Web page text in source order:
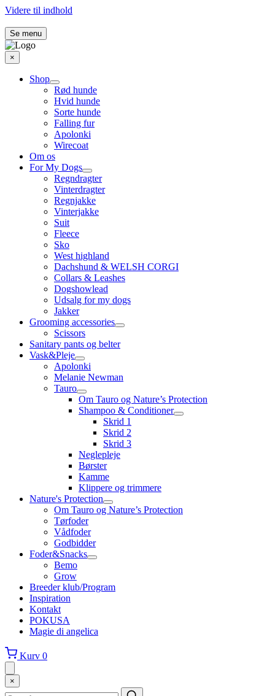
Videre til indhold
Se menu
×
Shop
Rød hunde
Hvid hunde
Sorte hunde
Falling fur
Apolonki
Wirecoat
Om os
For My Dogs
Regndragter
Vinterdragter
Regnjakke
Vinterjakke
Suit
Fleece
Sko
West highland
Dachshund & WELSH CORGI
Collars & Leashes
Dogshowlead
Udsalg for my dogs
Jakker
Grooming accessories
Scissors
Sanitary pants og belter
Vask&Pleje
Apolonki
Melanie Newman
Tauro
Om Tauro og Nature’s Protection
Shampoo & Conditioner
Skrid 1
Skrid 2
Skrid 3
Neglepleje
Børster
Kamme
Klippere og trimmere
Nature's Protection
Om Tauro og Nature’s Protection
Tørfoder
Vådfoder
Godbidder
Foder&Snacks
Bemo
Grow
Breeder klub/Program
Inspiration
Kontakt
POKUSA
Magie di angelica
Kurv 0
×